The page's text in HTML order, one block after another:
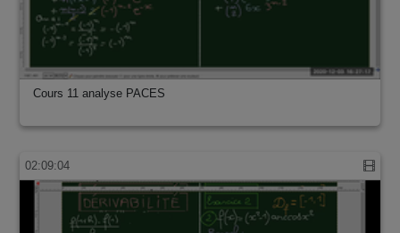
Cours 11 analyse PACES
02:09:04